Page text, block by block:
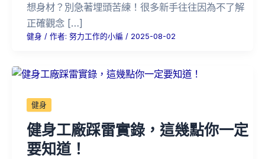
想身材？別急著埋頭苦練！很多新手往往因為不了解
正確觀念 […]
健身 / 作者: 努力工作的小編 / 2025-08-02
健身
健身工廠踩雷實錄，這幾點你一定
要知道！